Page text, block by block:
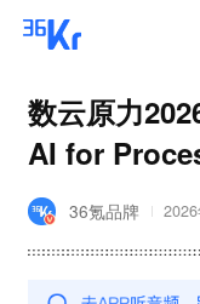
数云原力
AI for
36氪品牌